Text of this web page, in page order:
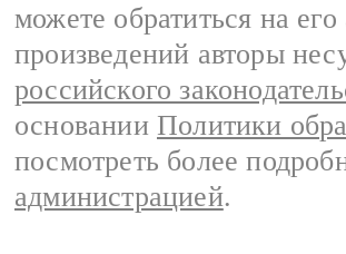
можете обратиться на
произведений авторы
российского
основании Политики
посмотреть более
администрацией.